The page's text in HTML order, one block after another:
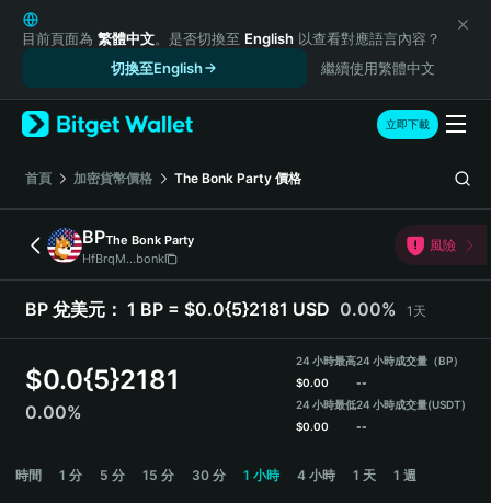
English
日本語
Русский
Español (Latinoamérica)
Türkçe
Italiano
Deutsch
简体中文
繁體中文
Português (Portugal)
हिन्दी
Español (Argentina)
目前頁面為 繁體中文。是否切換至 English 以查看對應語言內容？
切換至English
繼續使用繁體中文
立即下載
首頁 加密貨幣價格 The Bonk Party 價格
BPThe Bonk Party
HfBrqM...bonk
風險
BP 兌美元： 1 BP = $0.0{5}2181 USD 0.00% 1天
$0.0{5}2181
0.00%
24 小時最高
$0.00
24 小時最低
$0.00
24 小時成交量（BP）
--
24 小時成交量(USDT)
--
時間 1 分 5 分 15 分 30 分 1 小時 4 小時 1 天 1 週